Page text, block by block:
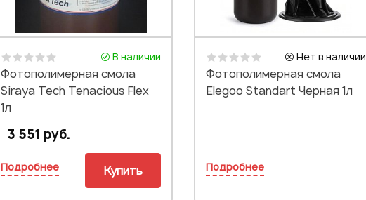
В наличии
Фотополимерная смола
Siraya Tech Tenacious Flex
1л
3 551 руб.
Подробнее Купить
Нет в наличии
Фотополимерная смола
Elegoo Standart Черная 1л
Подробнее